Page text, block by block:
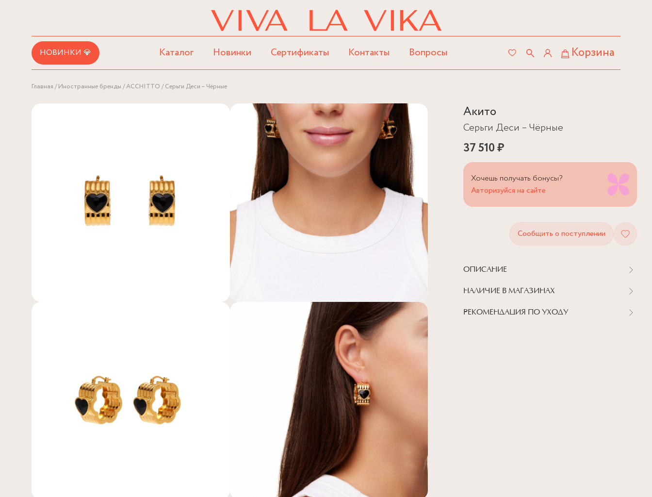
НОВИНКИ 💎 Каталог Новинки Сертификаты Контакты Вопросы Корзина
Главная Иностранные бренды ACCHITTO Серьги Деси – Чёрные
Акито
Серьги Деси – Чёрные
37 510 ₽
Хочешь получать бонусы?
Авторизуйся на сайте
Сообщить о поступлении
ОПИСАНИЕ
НАЛИЧИЕ В МАГАЗИНАХ
РЕКОМЕНДАЦИЯ ПО УХОДУ